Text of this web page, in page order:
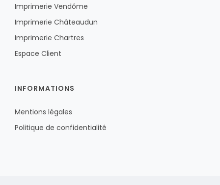
Imprimerie Vendôme
Imprimerie Châteaudun
Imprimerie Chartres
Espace Client
INFORMATIONS
Mentions légales
Politique de confidentialité